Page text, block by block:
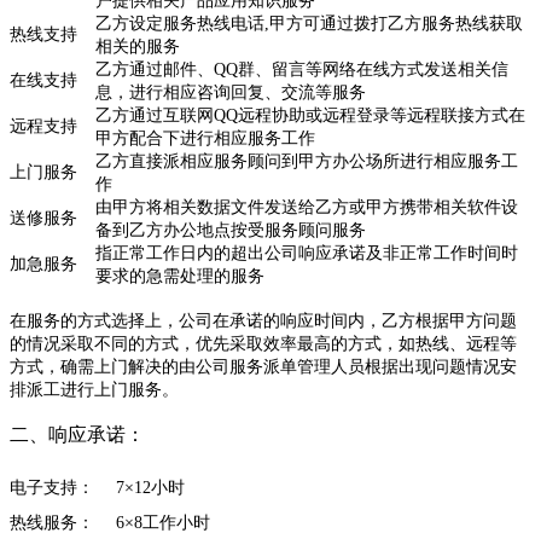
热线支持
乙方设定服务热线电话,甲方可通过拨打乙方服务热线获取
相关的服务
在线支持
乙方通过邮件、QQ群、留言等网络在线方式发送相关信
息，进行相应咨询回复、交流等服务
远程支持
乙方通过互联网QQ远程协助或远程登录等远程联接方式在
甲方配合下进行相应服务工作
上门服务
乙方直接派相应服务顾问到甲方办公场所进行相应服务工
作
送修服务
由甲方将相关数据文件发送给乙方或甲方携带相关软件设
备到乙方办公地点按受服务顾问服务
加急服务
指正常工作日内的超出公司响应承诺及非正常工作时间时
要求的急需处理的服务
在服务的方式选择上，公司在承诺的响应时间内，乙方根据甲方问题
的情况采取不同的方式，优先采取效率最高的方式，如热线、远程等
方式，确需上门解决的由公司服务派单管理人员根据出现问题情况安
排派工进行上门服务。
二、响应承诺：
电子支持：
7×12小时
热线服务：
6×8工作小时